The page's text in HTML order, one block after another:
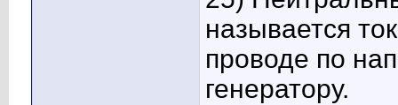
называется
проводе по
генератору.